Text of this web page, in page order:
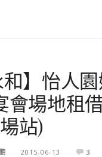
和】怡人
會場地租
站)
2015-06-13 3